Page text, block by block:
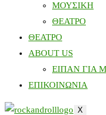
ΜΟΥΣΙΚΗ
ΘΕΑΤΡΟ
ΘΕΑΤΡΟ
ABOUT US
ΕΙΠΑΝ ΓΙΑ
ΕΠΙΚΟΙΝΩΝΙΑ
X